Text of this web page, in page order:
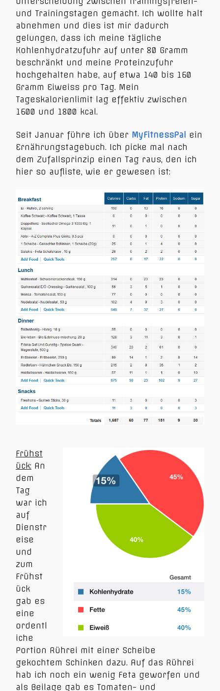
und Trainingstagen gemacht. Ich wollte halt
abnehmen und dies ist mir dadurch
gelungen, dass ich meine tägliche
Kohlenhydratzufuhr auf unter 80 Gramm
beschränkt und meine Proteinzufuhr
hochgehalten habe, auf etwa 140 bis 160
Gramm Eiweiss pro Tag. Mein
Tageskalorienlimit lag effektiv zwischen
1600 und 1800 kcal.
Seit Januar führe ich über MyFitnessPal ein
Ernährungstagebuch. Ich picke mal nach
dem Zufallsprinzip einen Tag raus, den ich
hier so aufliste, wie er gewesen ist:
Frühst
ück: An
dem
Tag
war ich
auf
Dienstr
eise
und
zum
Frühst
ück
gab es
eine
ordentl
iche
Portion Rührei mit einer Scheibe
gekochtem Schinken dazu. Auf das Rührei
hab ich noch ein wenig Feta geworfen und
als Beilage gab es Tomaten- und